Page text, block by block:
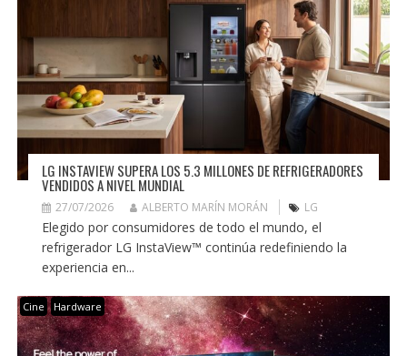
LG INSTAVIEW SUPERA LOS 5.3 MILLONES DE REFRIGERADORES
VENDIDOS A NIVEL MUNDIAL
27/07/2026 ALBERTO MARÍN MORÁN LG
Elegido por consumidores de todo el mundo, el
refrigerador LG InstaView™ continúa redefiniendo la
experiencia en...
Cine Hardware